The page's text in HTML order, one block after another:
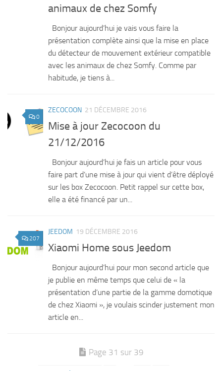
animaux de chez Somfy
Bonjour aujourd’hui je vais vous faire la
présentation complète ainsi que la mise en place
du détecteur de mouvement extérieur compatible
avec les animaux de chez Somfy. Comme par
habitude, je tiens à...
0
ZECOCOON 21 DÉCEMBRE 2016
Mise à jour Zecocoon du
21/12/2016
Bonjour aujourd’hui je fais un article pour vous
faire part d’une mise à jour qui vient d’être déployé
sur les box Zecocoon. Petit rappel sur cette box,
elle a été financé par un...
207
JEEDOM 19 DÉCEMBRE 2016
Xiaomi Home sous Jeedom
Bonjour aujourd’hui pour mon second article que
je publie en même temps que celui de « la
présentation d’une partie de la gamme domotique
de chez Xiaomi », je voulais scinder justement mon
article en...
Page 31 sur 39